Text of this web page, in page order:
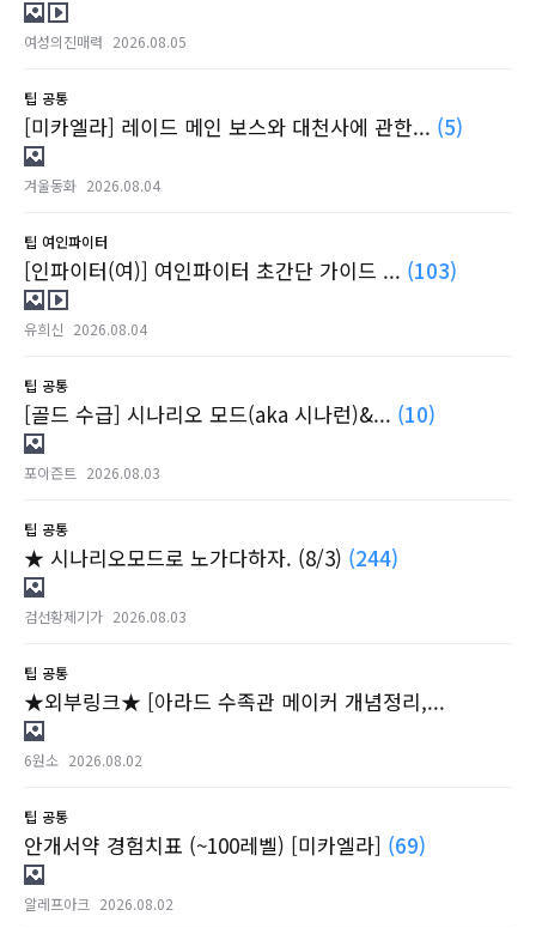
여성의진매력 2026.08.05
팁 공통
[미카엘라] 레이드 메인 보스와 대천사에 관한... (5)
겨울동화 2026.08.04
팁 여인파이터
[인파이터(여)] 여인파이터 초간단 가이드 ... (103)
유희신 2026.08.04
팁 공통
[골드 수급] 시나리오 모드(aka 시나런)&... (10)
포이즌트 2026.08.03
팁 공통
★ 시나리오모드로 노가다하자. (8/3) (244)
검선황제기가 2026.08.03
팁 공통
★외부링크★ [아라드 수족관 메이커 개념정리,...
6원소 2026.08.02
팁 공통
안개서약 경험치표 (~100레벨) [미카엘라] (69)
알레프아크 2026.08.02